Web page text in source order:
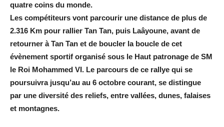
quatre coins du monde.
Les compétiteurs vont parcourir une distance de plus de
2.316 Km pour rallier Tan Tan, puis Laâyoune, avant de
retourner à Tan Tan et de boucler la boucle de cet
évènement sportif organisé sous le Haut patronage de SM
le Roi Mohammed VI. Le parcours de ce rallye qui se
poursuivra jusqu’au au 6 octobre courant, se distingue
par une diversité des reliefs, entre vallées, dunes, falaises
et montagnes.